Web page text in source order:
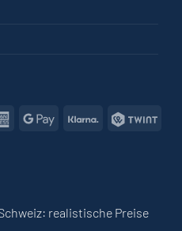
American Express
Google PayKlarna
realistische Preise